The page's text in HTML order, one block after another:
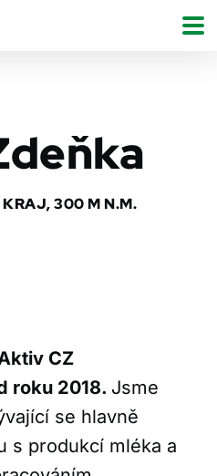
300 M N.M.
CZ
roku 2018. Jsme
se hlavně
s produkcí mléka a